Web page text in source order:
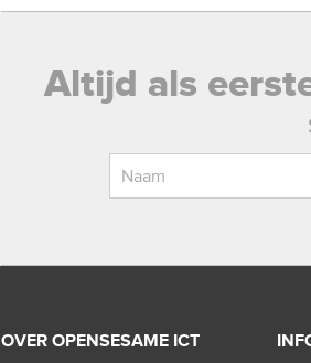
Altijd als
OVER OPENSESAME ICT